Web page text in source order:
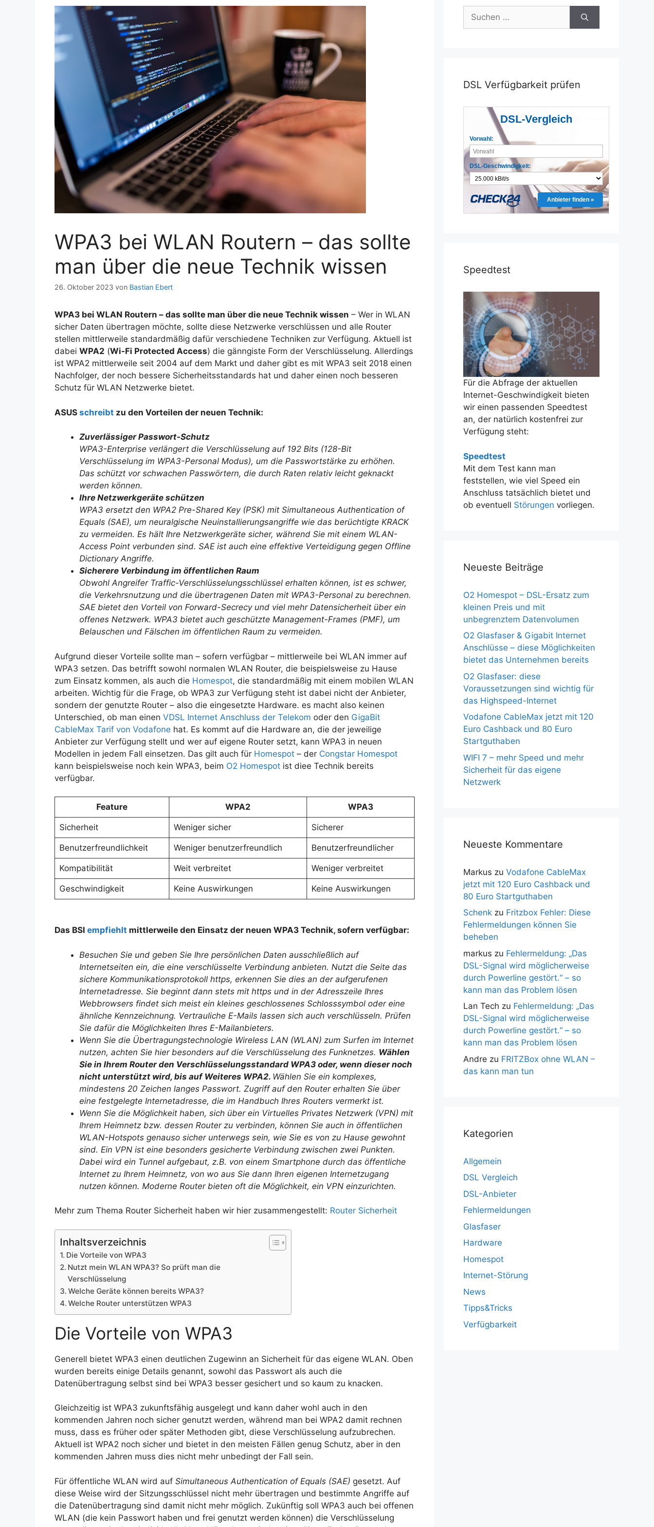
WPA3 bei WLAN Routern – das sollte
man über die neue Technik wissen
26. Oktober 2023 von Bastian Ebert
WPA3 bei WLAN Routern – das sollte man über die neue Technik wissen – Wer in WLAN
sicher Daten übertragen möchte, sollte diese Netzwerke verschlüssen und alle Router
stellen mittlerweile standardmäßig dafür verschiedene Techniken zur Verfügung. Aktuell ist
dabei WPA2 (Wi-Fi Protected Access) die gänngiste Form der Verschlüsselung. Allerdings
ist WPA2 mittlerweile seit 2004 auf dem Markt und daher gibt es mit WPA3 seit 2018 einen
Nachfolger, der noch bessere Sicherheitsstandards hat und daher einen noch besseren
Schutz für WLAN Netzwerke bietet.
ASUS schreibt zu den Vorteilen der neuen Technik:
Zuverlässiger Passwort-Schutz
WPA3-Enterprise verlängert die Verschlüsselung auf 192 Bits (128-Bit
Verschlüsselung im WPA3-Personal Modus), um die Passwortstärke zu erhöhen.
Das schützt vor schwachen Passwörtern, die durch Raten relativ leicht geknackt
werden können.
Ihre Netzwerkgeräte schützen
WPA3 ersetzt den WPA2 Pre-Shared Key (PSK) mit Simultaneous Authentication of
Equals (SAE), um neuralgische Neuinstallierungsangriffe wie das berüchtigte KRACK
zu vermeiden. Es hält Ihre Netzwerkgeräte sicher, während Sie mit einem WLAN-
Access Point verbunden sind. SAE ist auch eine effektive Verteidigung gegen Offline
Dictionary Angriffe.
Sicherere Verbindung im öffentlichen Raum
Obwohl Angreifer Traffic-Verschlüsselungsschlüssel erhalten können, ist es schwer,
die Verkehrsnutzung und die übertragenen Daten mit WPA3-Personal zu berechnen.
SAE bietet den Vorteil von Forward-Secrecy und viel mehr Datensicherheit über ein
offenes Netzwerk. WPA3 bietet auch geschützte Management-Frames (PMF), um
Belauschen und Fälschen im öffentlichen Raum zu vermeiden.
Aufgrund dieser Vorteile sollte man – sofern verfügbar – mittlerweile bei WLAN immer auf
WPA3 setzen. Das betrifft sowohl normalen WLAN Router, die beispielsweise zu Hause
zum Einsatz kommen, als auch die Homespot, die standardmäßig mit einem mobilen WLAN
arbeiten. Wichtig für die Frage, ob WPA3 zur Verfügung steht ist dabei nicht der Anbieter,
sondern der genutzte Router – also die eingesetzte Hardware. es macht also keinen
Unterschied, ob man einen VDSL Internet Anschluss der Telekom oder den GigaBit
CableMax Tarif von Vodafone hat. Es kommt auf die Hardware an, die der jeweilige
Anbieter zur Verfügung stellt und wer auf eigene Router setzt, kann WPA3 in neuen
Modellen in jedem Fall einsetzen. Das gilt auch für Homespot – der Congstar Homespot
kann beispielsweise noch kein WPA3, beim O2 Homespot ist diee Technik bereits
verfügbar.
Feature WPA2 WPA3
Sicherheit Weniger sicher Sicherer
Benutzerfreundlichkeit Weniger benutzerfreundlich Benutzerfreundlicher
Kompatibilität Weit verbreitet Weniger verbreitet
Geschwindigkeit Keine Auswirkungen Keine Auswirkungen
Das BSI empfiehlt mittlerweile den Einsatz der neuen WPA3 Technik, sofern verfügbar:
Besuchen Sie und geben Sie Ihre persönlichen Daten ausschließlich auf
Internetseiten ein, die eine verschlüsselte Verbindung anbieten. Nutzt die Seite das
sichere Kommunikationsprotokoll https, erkennen Sie dies an der aufgerufenen
Internetadresse. Sie beginnt dann stets mit https und in der Adresszeile Ihres
Webbrowsers findet sich meist ein kleines geschlossenes Schlosssymbol oder eine
ähnliche Kennzeichnung. Vertrauliche E-Mails lassen sich auch verschlüsseln. Prüfen
Sie dafür die Möglichkeiten Ihres E-Mailanbieters.
Wenn Sie die Übertragungstechnologie Wireless LAN (WLAN) zum Surfen im Internet
nutzen, achten Sie hier besonders auf die Verschlüsselung des Funknetzes. Wählen
Sie in Ihrem Router den Verschlüsselungsstandard WPA3 oder, wenn dieser noch
nicht unterstützt wird, bis auf Weiteres WPA2. Wählen Sie ein komplexes,
mindestens 20 Zeichen langes Passwort. Zugriff auf den Router erhalten Sie über
eine festgelegte Internetadresse, die im Handbuch Ihres Routers vermerkt ist.
Wenn Sie die Möglichkeit haben, sich über ein Virtuelles Privates Netzwerk (VPN) mit
Ihrem Heimnetz bzw. dessen Router zu verbinden, können Sie auch in öffentlichen
WLAN-Hotspots genauso sicher unterwegs sein, wie Sie es von zu Hause gewohnt
sind. Ein VPN ist eine besonders gesicherte Verbindung zwischen zwei Punkten.
Dabei wird ein Tunnel aufgebaut, z.B. von einem Smartphone durch das öffentliche
Internet zu Ihrem Heimnetz, von wo aus Sie dann Ihren eigenen Internetzugang
nutzen können. Moderne Router bieten oft die Möglichkeit, ein VPN einzurichten.
Mehr zum Thema Router Sicherheit haben wir hier zusammengestellt: Router Sicherheit
Inhaltsverzeichnis
Die Vorteile von WPA3
Nutzt mein WLAN WPA3? So prüft man die
Verschlüsselung
Welche Geräte können bereits WPA3?
Welche Router unterstützen WPA3
Die Vorteile von WPA3
Generell bietet WPA3 einen deutlichen Zugewinn an Sicherheit für das eigene WLAN. Oben
wurden bereits einige Details genannt, sowohl das Passwort als auch die
Datenübertragung selbst sind bei WPA3 besser gesichert und so kaum zu knacken.
Gleichzeitig ist WPA3 zukunftsfähig ausgelegt und kann daher wohl auch in den
kommenden Jahren noch sicher genutzt werden, während man bei WPA2 damit rechnen
muss, dass es früher oder später Methoden gibt, diese Verschlüsselung aufzubrechen.
Aktuell ist WPA2 noch sicher und bietet in den meisten Fällen genug Schutz, aber in den
kommenden Jahren muss dies nicht mehr unbedingt der Fall sein.
Für öffentliche WLAN wird auf Simultaneous Authentication of Equals (SAE) gesetzt. Auf
diese Weise wird der Sitzungsschlüssel nicht mehr übertragen und bestimmte Angriffe auf
die Datenübertragung sind damit nicht mehr möglich. Zukünftig soll WPA3 auch bei offenen
WLAN (die kein Passwort haben und frei genutzt werden können) die Verschlüsselung
Suchen
nach:
DSL Verfügbarkeit prüfen
DSL-Vergleich
Vorwahl:
DSL-Geschwindigkeit:
Anbieter finden »
Speedtest
Für die Abfrage der aktuellen
Internet-Geschwindigkeit bieten
wir einen passenden Speedtest
an, der natürlich kostenfrei zur
Verfügung steht:
Speedtest
Mit dem Test kann man
feststellen, wie viel Speed ein
Anschluss tatsächlich bietet und
ob eventuell Störungen vorliegen.
Neueste Beiträge
O2 Homespot – DSL-Ersatz zum
kleinen Preis und mit
unbegrenztem Datenvolumen
O2 Glasfaser & Gigabit Internet
Anschlüsse – diese Möglichkeiten
bietet das Unternehmen bereits
O2 Glasfaser: diese
Voraussetzungen sind wichtig für
das Highspeed-Internet
Vodafone CableMax jetzt mit 120
Euro Cashback und 80 Euro
Startguthaben
WIFI 7 – mehr Speed und mehr
Sicherheit für das eigene
Netzwerk
Neueste Kommentare
Markus zu Vodafone CableMax
jetzt mit 120 Euro Cashback und
80 Euro Startguthaben
Schenk zu Fritzbox Fehler: Diese
Fehlermeldungen können Sie
beheben
markus zu Fehlermeldung: „Das
DSL-Signal wird möglicherweise
durch Powerline gestört.“ – so
kann man das Problem lösen
Lan Tech zu Fehlermeldung: „Das
DSL-Signal wird möglicherweise
durch Powerline gestört.“ – so
kann man das Problem lösen
Andre zu FRITZBox ohne WLAN –
das kann man tun
Kategorien
Allgemein
DSL Vergleich
DSL-Anbieter
Fehlermeldungen
Glasfaser
Hardware
Homespot
Internet-Störung
News
Tipps&Tricks
Verfügbarkeit